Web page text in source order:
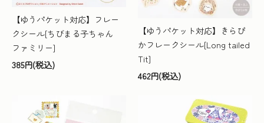
【ゆうパケット対応】フレー
クシール[ちびまる子ちゃん
ファミリー]
385円(税込)
【ゆうパケット対応】きらぴ
かフレークシール[Long tailed
Tit]
462円(税込)